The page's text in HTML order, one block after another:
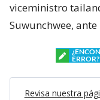
viceministro
Suwunchwee,
ERROR?
Revisa nuestra